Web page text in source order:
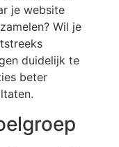
je website
Wil je
duidelijk te
beter